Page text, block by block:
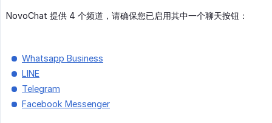
NovoChat 提供 4 个频道，请确保您已启用其中一个聊天按钮：
Whatsapp Business
LINE
Telegram
Facebook Messenger